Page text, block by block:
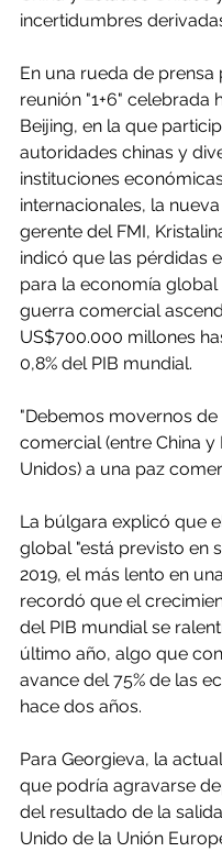
incertidumbres
En una rueda de prensa
reunión "1+6" celebrada
Beijing, en la que
autoridades chinas y
instituciones
internacionales, la
gerente del FMI,
indicó que las pérdidas
para la economía global
guerra comercial
US$700.000 millones
0,8% del PIB mundial.
"Debemos movernos
comercial (entre China y
Unidos) a una paz
La búlgara explicó que
global "está previsto en
2019, el más lento en
recordó que el
del PIB mundial se
último año, algo que
avance del 75% de las
hace dos años.
Para Georgieva, la
que podría agravarse
del resultado de la
Unido de la Unión